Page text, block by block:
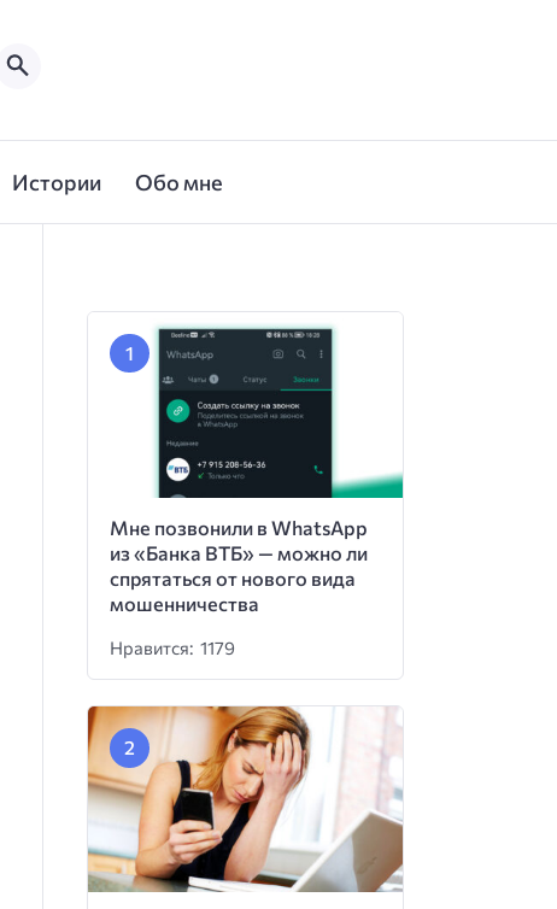
Истории Обо мне
Мне позвонили в WhatsApp
из «Банка ВТБ» — можно ли
спрятаться от нового вида
мошенничества
Нравится: 1179